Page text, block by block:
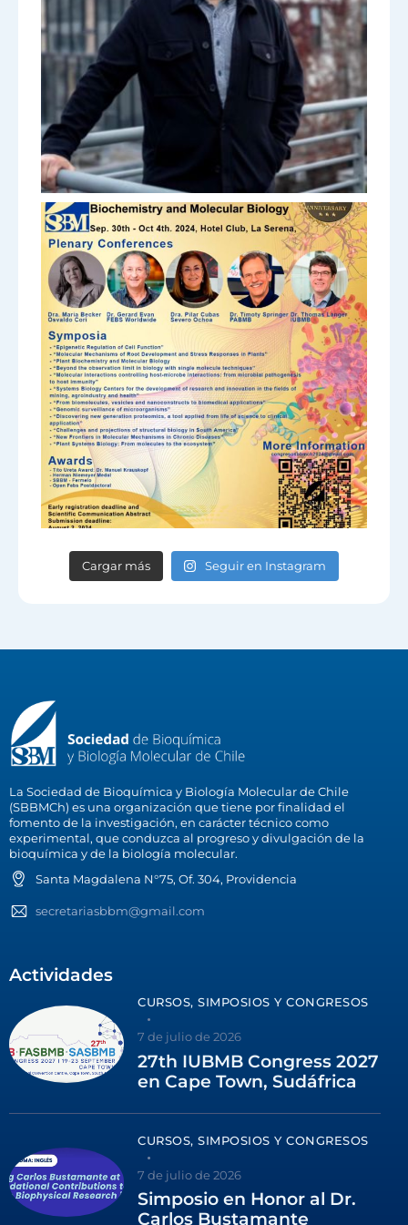
Cargar más Seguir en Instagram
La Sociedad de Bioquímica y Biología Molecular de Chile
(SBBMCh) es una organización que tiene por finalidad el
fomento de la investigación, en carácter técnico como
experimental, que conduzca al progreso y divulgación de la
bioquímica y de la biología molecular.
Santa Magdalena N°75, Of. 304, Providencia
secretariasbbm@gmail.com
Actividades
CURSOS, SIMPOSIOS Y CONGRESOS
7 de julio de 2026
27th IUBMB Congress 2027
en Cape Town, Sudáfrica
CURSOS, SIMPOSIOS Y CONGRESOS
7 de julio de 2026
Simposio en Honor al Dr.
Carlos Bustamante